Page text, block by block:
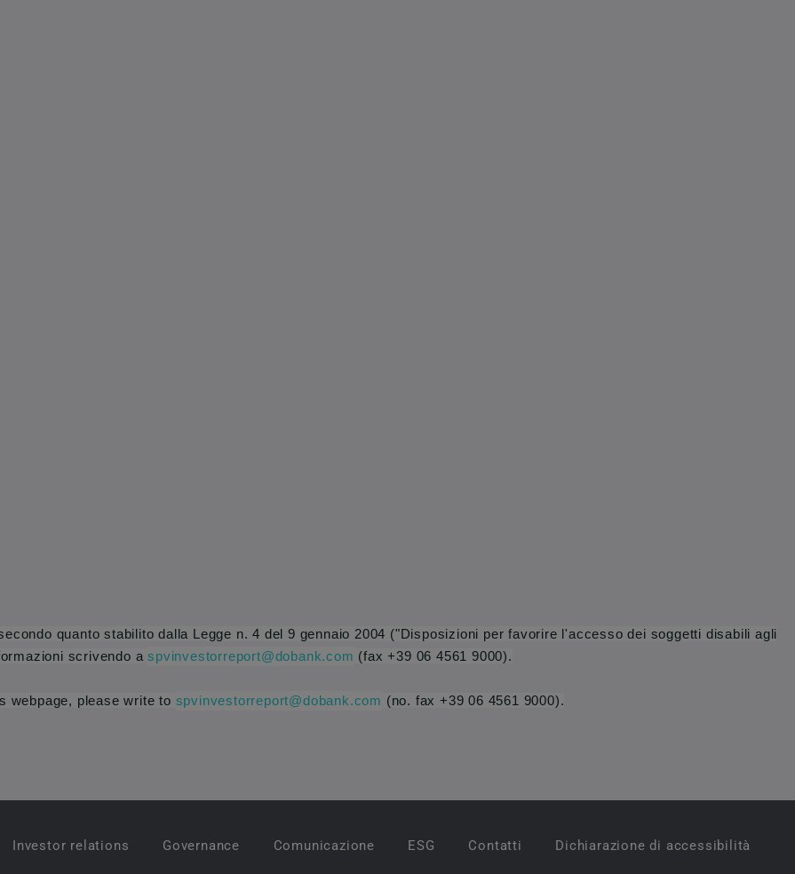
quanto stabilito dalla Legge n. 4 del 9 gennaio 2004 ("Disposizioni per favorire l'accesso dei soggetti disabili agli
scrivendo a spvinvestorreport@dobank.com (fax +39 06 4561 9000).
webpage, please write to spvinvestorreport@dobank.com (no. fax +39 06 4561 9000).
Investor relations Governance Comunicazione ESG Contatti Dichiarazione di accessibilità